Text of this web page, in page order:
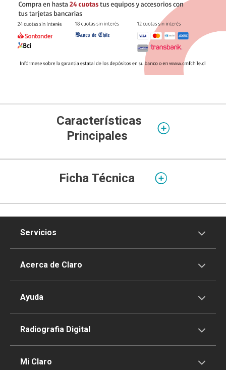
Características
Principales
Ficha Técnica
Servicios
Servicios Móviles
Claro club
Acerca de Claro
Información Corporativa
Ayuda
Cotizador servicios móviles
Radiografia Digital
Mi Claro